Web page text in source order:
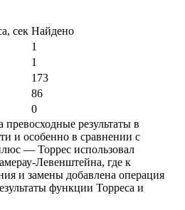
сек Найдено
1
1
173
86
0
результаты в
и особенно в сравнении с
— Торрес использовал
Левенштейна, где к
и замены добавлена операция
функции Торреса и